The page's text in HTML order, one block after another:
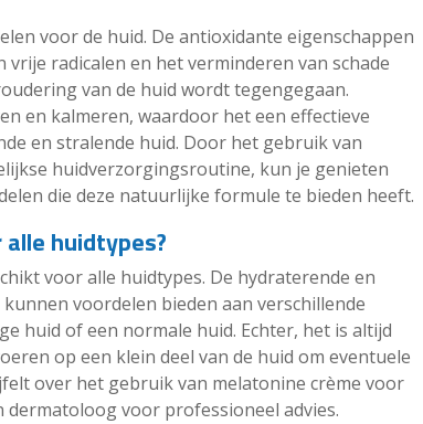
voor de huid. De antioxidante eigenschappen
radicalen en het verminderen van schade
van de huid wordt tegengegaan.
en kalmeren, waardoor het een effectieve
en stralende huid. Door het gebruik van
huidverzorgingsroutine, kun je genieten
die deze natuurlijke formule te bieden heeft.
huidtypes?
voor alle huidtypes. De hydraterende en
voordelen bieden aan verschillende
huid of een normale huid. Echter, het is altijd
op een klein deel van de huid om eventuele
over het gebruik van melatonine crème voor
dermatoloog voor professioneel advies.